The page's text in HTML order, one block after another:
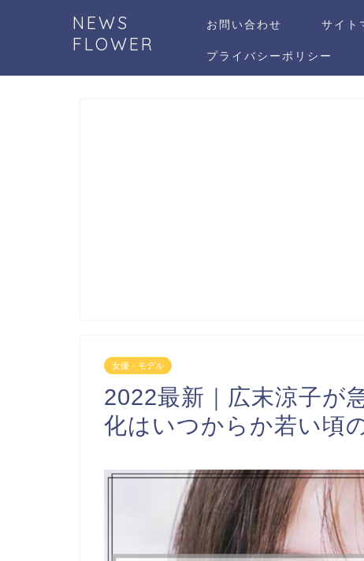
NEWS
FLOWER
お問い合わせ サイト
プライバシーポリシー
女優・モデル
2022最新｜広末涼子が
化はいつからか若い頃